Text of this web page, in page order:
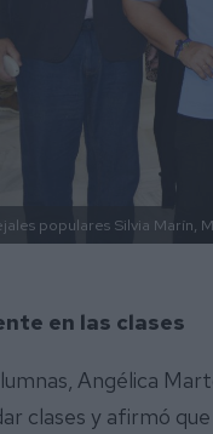
populares Silvia Marín,
en las clases
Angélica
clases y afirmó